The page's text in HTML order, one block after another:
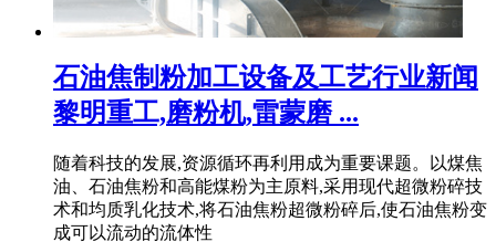
石油焦制粉加工设备及工艺行业新闻
黎明重工,磨粉机,雷蒙磨 ...
随着科技的发展,资源循环再利用成为重要课题。以煤焦
油、石油焦粉和高能煤粉为主原料,采用现代超微粉碎技
术和均质乳化技术,将石油焦粉超微粉碎后,使石油焦粉变
成可以流动的流体性